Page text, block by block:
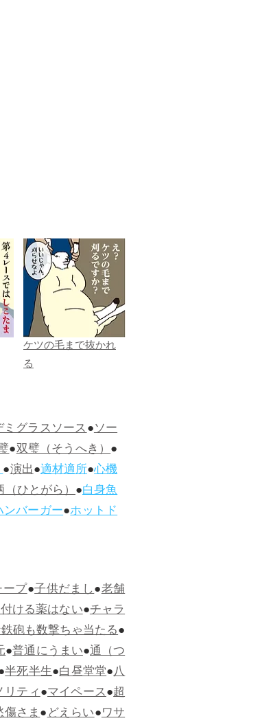
ケツの毛まで抜かれ
る
ミグラスソース●ソー
●双璧（そうへき）●
●演出●適材適所●心機
（ひとがら）●白身魚
ンバーガー●ホットド
プ●子供だまし●老舗
ける薬はない●チャラ
砲も数撃ちゃ当たる●
●普通にうまい●通（つ
半死半生●白昼堂堂●八
リティ●マイペース●超
傷さま●どえらい●ワサ